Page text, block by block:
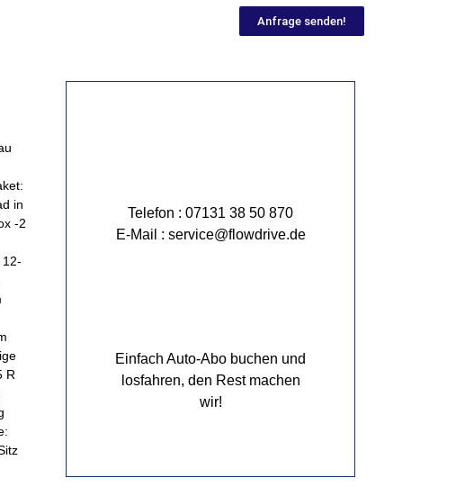
Anfrage senden!
in
-2
R
Telefon : 07131 38 50 870
E-Mail : service@flowdrive.de
Einfach Auto-Abo buchen und
losfahren, den Rest machen
wir!